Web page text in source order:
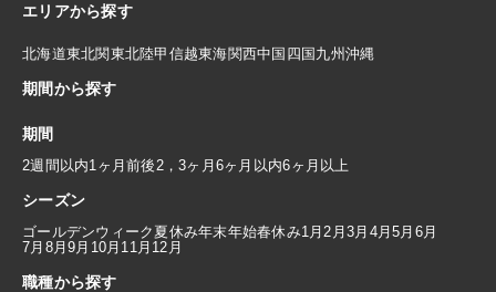
エリアから探す
北海道東北関東北陸甲信越東海関西中国 四国 九州 沖縄
期間から探す
期間
2週間以内1ヶ月前後 2，3ヶ月 6ヶ月以内6ヶ月以上
シーズン
ゴールデンウィーク 夏休み年末年始春休み1月 2月3月 4月5月 6月
7月 8月9月 10月 11月 12月
職種から探す